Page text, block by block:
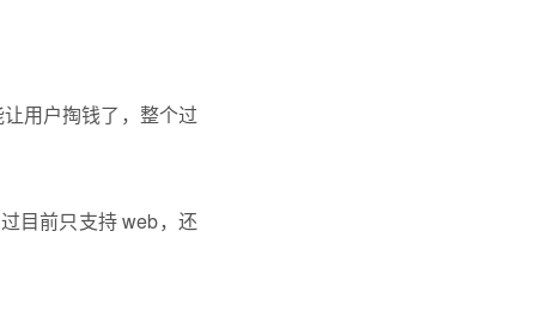
用户掏钱了，整个过
目前只支持 web，还